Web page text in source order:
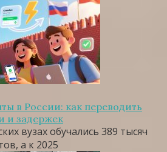
в России: как переводить
и задержек
вузах обучались 389 тысяч
а к 2025